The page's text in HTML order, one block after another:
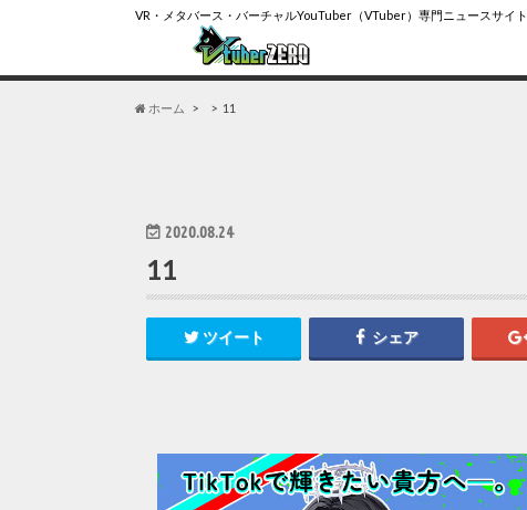
VR・メタバース・バーチャルYouTuber（VTuber）専門ニュースサイト
ホーム 11
2020.08.24
11
ツイート シェア